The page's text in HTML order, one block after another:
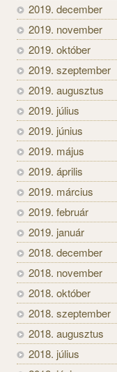
2019. december
2019. november
2019. október
2019. szeptember
2019. augusztus
2019. július
2019. június
2019. május
2019. április
2019. március
2019. február
2019. január
2018. december
2018. november
2018. október
2018. szeptember
2018. augusztus
2018. július